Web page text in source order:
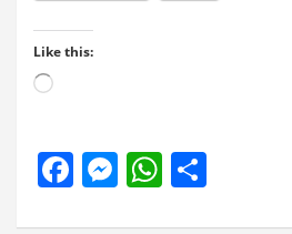
Like this:
Loading…
F
M W